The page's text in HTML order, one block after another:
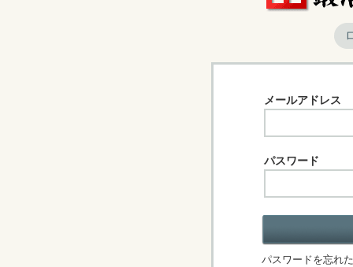
メールアドレス
パスワード
パスワードを忘れ